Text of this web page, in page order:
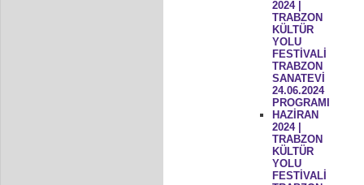
2024 |
TRABZON
KÜLTÜR
YOLU
FESTİVALİ
TRABZON
SANATEVİ
24.06.2024
PROGRAMI
HAZİRAN
2024 |
TRABZON
KÜLTÜR
YOLU
FESTİVALİ